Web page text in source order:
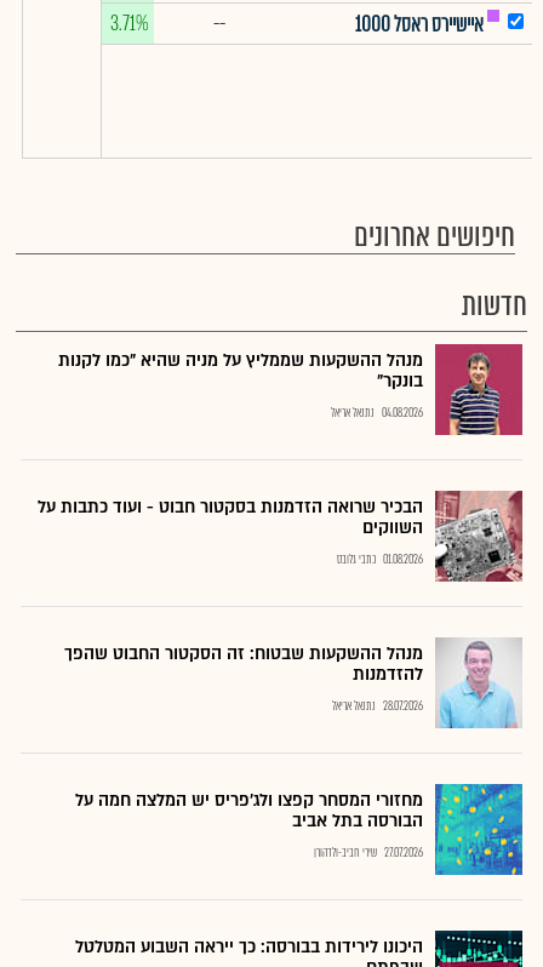
איישיירס ראסל 1000
--
3.71%
חיפושים אחרונים
חדשות
מנהל ההשקעות שממליץ על מניה שהיא "כמו לקנות
בונקר"
04.08.2026 נתנאל אריאל
הבכיר שרואה הזדמנות בסקטור חבוט - ועוד כתבות על
השווקים
01.08.2026 כתבי גלובס
מנהל ההשקעות שבטוח: זה הסקטור החבוט שהפך
להזדמנות
28.07.2026 נתנאל אריאל
מחזורי המסחר קפצו ולג'פריס יש המלצה חמה על
הבורסה בתל אביב
27.07.2026 שירי חביב-ולדהורן
היכונו לירידות בבורסה: כך ייראה השבוע המטלטל